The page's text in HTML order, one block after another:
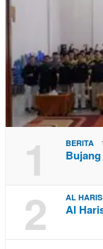
1 BERITA
2 AL HARIS
Al